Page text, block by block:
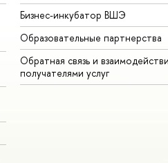
Бизнес-инкубатор ВШЭ
Образовательные партнерства
Обратная связь и
получателями услуг